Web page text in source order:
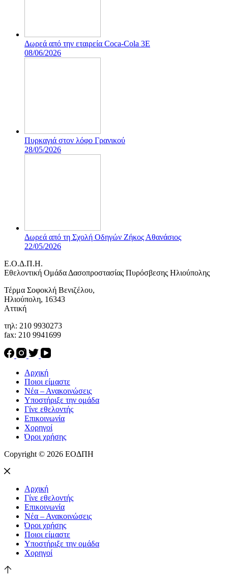
Δωρεά από την εταιρεία Coca-Cola 3E
08/06/2026
Πυρκαγιά στον λόφο Γρανικού
28/05/2026
Δωρεά από τη Σχολή Οδηγών Ζήκος Αθανάσιος
22/05/2026
Ε.Ο.Δ.Π.Η.
Eθελοντική Ομάδα Δασοπροστασίας Πυρόσβεσης Ηλιούπολης
Τέρμα Σοφοκλή Βενιζέλου,
Ηλιούπολη, 16343
Αττική
τηλ: 210 9930273
fax: 210 9941699
Αρχική
Ποιοι είμαστε
Νέα – Ανακοινώσεις
Υποστήριξε την ομάδα
Γίνε εθελοντής
Επικοινωνία
Χορηγοί
Όροι χρήσης
Copyright © 2026 ΕΟΔΠΗ
Αρχική
Γίνε εθελοντής
Επικοινωνία
Νέα – Ανακοινώσεις
Όροι χρήσης
Ποιοι είμαστε
Υποστήριξε την ομάδα
Χορηγοί